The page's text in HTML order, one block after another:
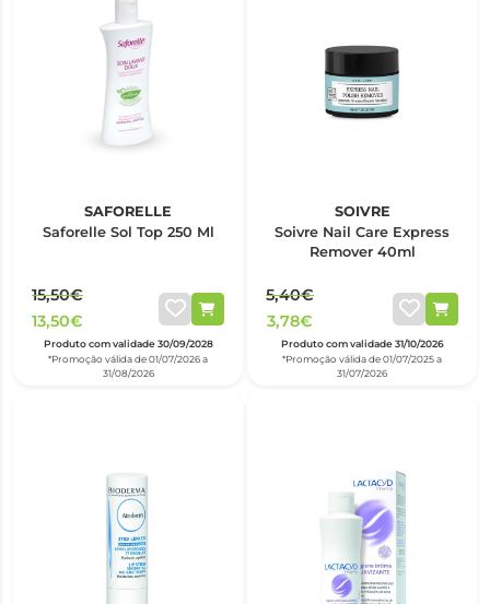
*Promoção válida de 01/07/2026 a
31/08/2026
SAFORELLE
Saforelle Sol Top 250 Ml
15,50€
13,50€
Produto com validade 30/09/2028
*Promoção válida de 01/07/2025 a
31/07/2026
SOIVRE
Soivre Nail Care Express
Remover 40ml
5,40€
3,78€
Produto com validade 31/10/2026